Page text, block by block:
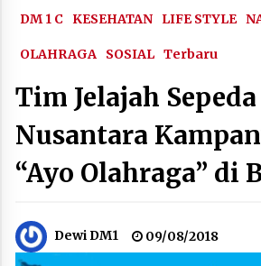
DM 1 C KESEHATAN LIFE STYLE
OLAHRAGA SOSIAL Terbaru
Tim Jelajah Sepeda
Nusantara
“Ayo Olahraga” di
Dewi DM1 09/08/2018